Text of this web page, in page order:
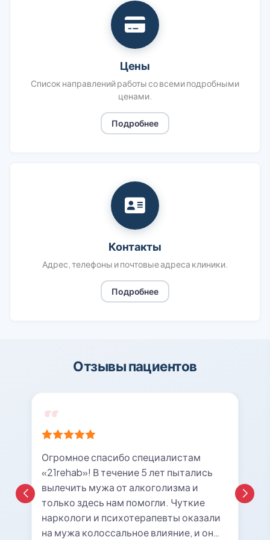
Цены
Список направлений работы со всеми подробными
ценами.
Подробнее
Контакты
Адрес, телефоны и почтовые адреса клиники.
Подробнее
Отзывы пациентов
Огромное спасибо специалистам
«21rehab»! В течение 5 лет пытались
вылечить мужа от алкоголизма и
только здесь нам помогли. Чуткие
наркологи и психотерапевты оказали
на мужа колоссальное влияние, и он